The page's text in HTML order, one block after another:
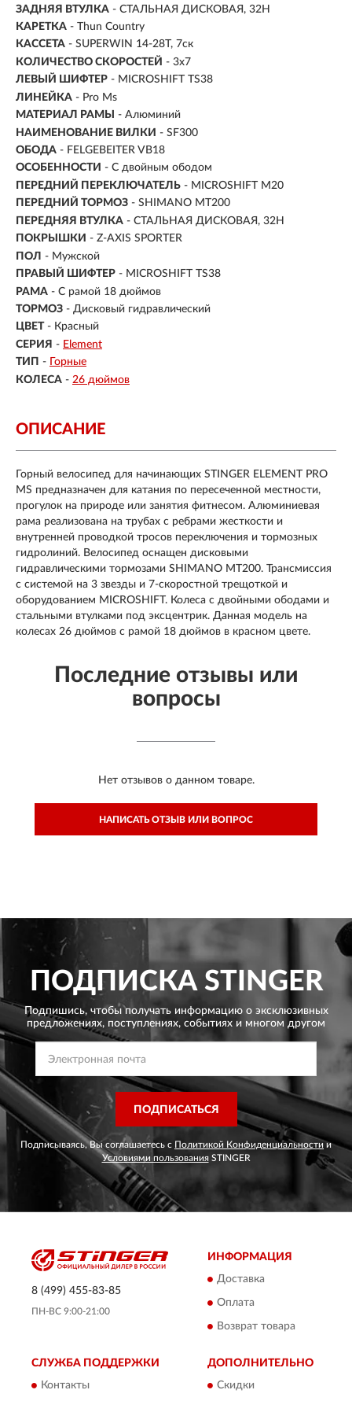
ЗАДНЯЯ ВТУЛКА - СТАЛЬНАЯ ДИСКОВАЯ, 32H
КАРЕТКА - Thun Country
КАССЕТА - SUPERWIN 14-28T, 7ск
КОЛИЧЕСТВО СКОРОСТЕЙ - 3x7
ЛЕВЫЙ ШИФТЕР - MICROSHIFT TS38
ЛИНЕЙКА - Pro Ms
МАТЕРИАЛ РАМЫ
- Алюминий
НАИМЕНОВАНИЕ ВИЛКИ - SF300
ОБОДА - FELGEBEITER VB18
ОСОБЕННОСТИ - С двойным ободом
ПЕРЕДНИЙ ПЕРЕКЛЮЧАТЕЛЬ - MICROSHIFT M20
ПЕРЕДНИЙ ТОРМОЗ - SHIMANO MT200
ПЕРЕДНЯЯ ВТУЛКА - СТАЛЬНАЯ ДИСКОВАЯ, 32H
ПОКРЫШКИ - Z-AXIS SPORTER
ПОЛ - Мужской
ПРАВЫЙ ШИФТЕР - MICROSHIFT TS38
РАМА - С рамой 18 дюймов
ТОРМОЗ - Дисковый гидравлический
ЦВЕТ - Красный
СЕРИЯ - Element
ТИП - Горные
КОЛЕСА - 26 дюймов
ОПИСАНИЕ
Горный велосипед для начинающих STINGER ELEMENT PRO
MS предназначен для катания по пересеченной местности,
прогулок на природе или занятия фитнесом. Алюминиевая
рама реализована на трубах с ребрами жесткости и
внутренней проводкой тросов переключения и тормозных
гидролиний. Велосипед оснащен дисковыми
гидравлическими тормозами SHIMANO MT200. Трансмиссия
с системой на 3 звезды и 7-скоростной трещоткой и
оборудованием MICROSHIFT. Колеса с двойными ободами и
стальными втулками под эксцентрик. Данная модель на
колесах 26 дюймов с рамой 18 дюймов в красном цвете.
Последние отзывы или
вопросы
Нет отзывов о данном товаре.
НАПИСАТЬ ОТЗЫВ ИЛИ ВОПРОС
ПОДПИСКАSTINGER
Подпишись, чтобы получать информацию о эксклюзивных
предложениях, поступлениях, событиях и многом другом
ПОДПИСАТЬСЯ
Подписываясь, Вы соглашаетесь с Политикой Конфиденциальности и
Условиями пользованияSTINGER
8 (499) 455-83-85
ПН-ВС 9:00-21:00
ИНФОРМАЦИЯ
Доставка
Оплата
Возврат товара
СЛУЖБА ПОДДЕРЖКИ
Контакты
ДОПОЛНИТЕЛЬНО
Скидки